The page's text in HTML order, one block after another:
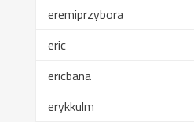
eremiprzybora
eric
ericbana
erykkulm